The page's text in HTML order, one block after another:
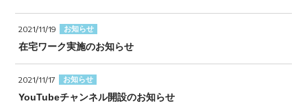
2021/11/19 お知らせ
在宅ワーク実施のお知らせ
2021/11/17 お知らせ
YouTubeチャンネル開設のお知らせ